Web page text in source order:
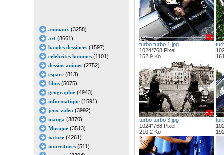
animaux (3258)
art(8661)
bandes dessinees(1597)
celebrites hommes(1101)
dessins animes(2752)
espace(813)
films(5075)
geographie(4943)
informatique(1591)
jeux video (3992)
manga (3870)
Musique(3513)
nature(4261)
nourritures(511)
turbo turbo 1 jpg
1024*768 Pixel
152.9 Ko
turbo turbo 3 jpg
1024*768 Pixel
210.2 Ko